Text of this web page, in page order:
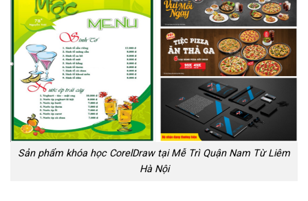
Sản phẩm khóa học CorelDraw tại Mễ Trì Quận Nam Từ Liêm
Hà Nội